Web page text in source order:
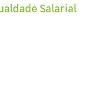
Salarial